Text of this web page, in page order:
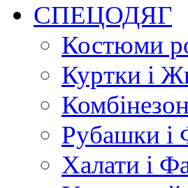
СПЕЦОДЯГ
Костюми
Куртки і
Рубашки і
Халати і